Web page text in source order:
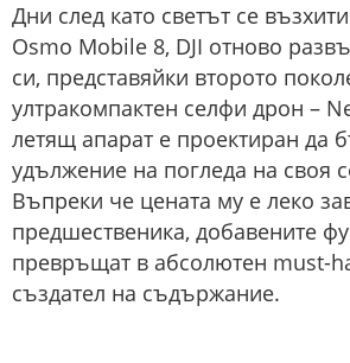
Дни след като светът се
Osmo Mobile 8, DJI отново
си, представяйки второто
ултракомпактен селфи дрон –
летящ апарат е проектиран да
удължение на погледа на своя
Въпреки че цената му е леко
предшественика, добавените
превръщат в абсолютен must-
създател на съдържание.